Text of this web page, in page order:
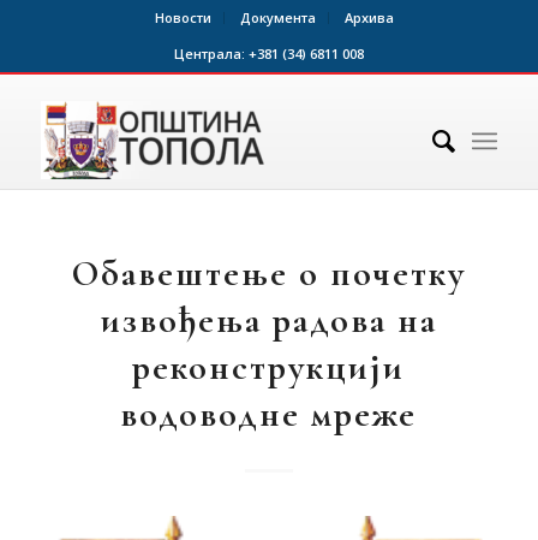
Новости Документа
Архива
Централа: +381 (34) 6811 008
Обавештење о почетку
извођења радова на
реконструкцији
водоводне мреже